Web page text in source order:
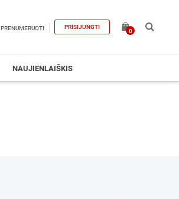
PRENUMERUOTI PRISIJUNGTI
0
NAUJIENLAIŠKIS